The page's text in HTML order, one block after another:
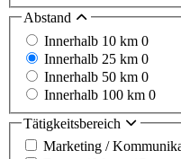
Abstand
Innerhalb 10 km 0
Innerhalb 25 km 0
Innerhalb 50 km 0
Innerhalb 100 km 0
Tätigkeitsbereich
Marketing /